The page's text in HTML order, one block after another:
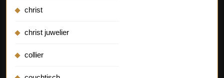
christ
christ juwelier
collier